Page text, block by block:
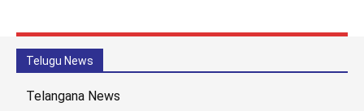
Telugu News
Telangana News